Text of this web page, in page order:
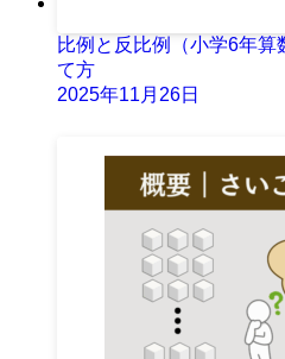
比例と反比例（小学6年
て方
2025年11月26日